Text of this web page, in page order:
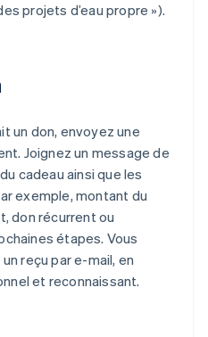
projets d’eau propre »).
un don, envoyez une
Joignez un message de
cadeau ainsi que les
exemple, montant du
don récurrent ou
étapes. Vous
reçu par e-mail, en
et reconnaissant.